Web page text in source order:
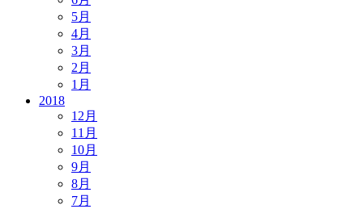
5月
4月
3月
2月
1月
2018
12月
11月
10月
9月
8月
7月